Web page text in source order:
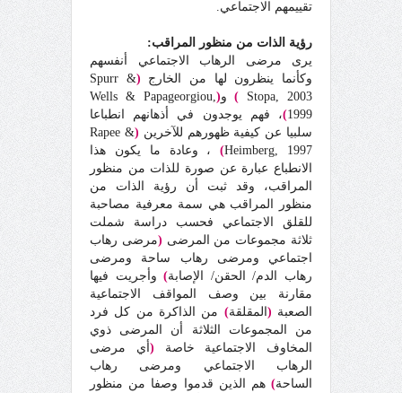
تقييمهم الاجتماعي.
رؤية الذات من منظور المراقب:
يرى مرضى الرهاب الاجتماعي أنفسهم
وكأنما ينظرون لها من الخارج (
Spurr &
Stopa, 2003
)و(
Wells & Papageorgiou,
1999
)، فهم يوجدون في أذهانهم انطباعا
سلبيا عن كيفية ظهورهم للآخرين (
Rapee &
Heimberg, 1997
)، وعادة ما يكون هذا
الانطباع عبارة عن صورة للذات من منظور
المراقب، وقد ثبت أن رؤية الذات من
منظور المراقب هي سمة معرفية مصاحبة
للقلق الاجتماعي فحسب دراسة شملت
ثلاثة مجموعات من المرضى (مرضى رهاب
اجتماعي ومرضى رهاب ساحة ومرضى
رهاب الدم/ الحقن/ الإصابة)وأجريت فيها
مقارنة بين وصف المواقف الاجتماعية
الصعبة (المقلقة) من الذاكرة من كل فرد
من المجموعات الثلاثة أن المرضى ذوي
المخاوف الاجتماعية خاصة (أي مرضى
الرهاب الاجتماعي ومرضى رهاب
الساحة) هم الذين قدموا وصفا من منظور